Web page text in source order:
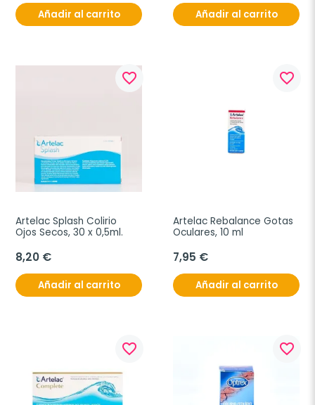
Añadir al carrito Añadir al carrito
favorite_border
Artelac Splash Colirio
Ojos Secos, 30 x 0,5ml.
8,20 €
Añadir al carrito
favorite_border
Artelac Rebalance Gotas
Oculares, 10 ml
7,95 €
Añadir al carrito
favorite_border favorite_border